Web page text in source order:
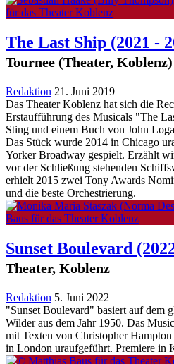
The Last Ship (2021 -
Tournee (Theater, Koblenz)
Redaktion 21. Juni 2019
Das Theater Koblenz hat sich die
Erstaufführung des Musicals "The
Sting und einem Buch von John
Das Stück wurde 2014 in Chicago
Yorker Broadway gespielt. Erzählt
vor der Schließung stehenden
erhielt 2015 zwei Tony Awards
und die beste Orchestrierung.
Sunset Boulevard
Theater, Koblenz
Redaktion 5. Juni 2022
"Sunset Boulevard" basiert auf dem
Wilder aus dem Jahr 1950. Das
mit Texten von Christopher
in London uraufgeführt. Premiere in